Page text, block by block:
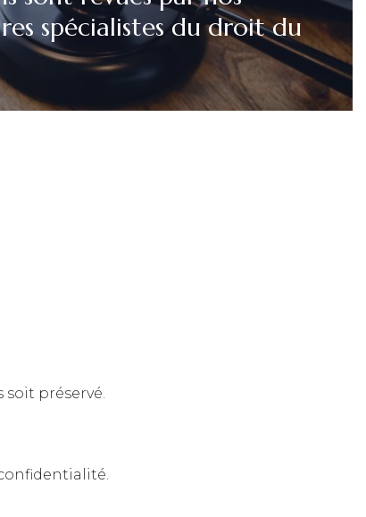
spécialistes du droit du
préservé.